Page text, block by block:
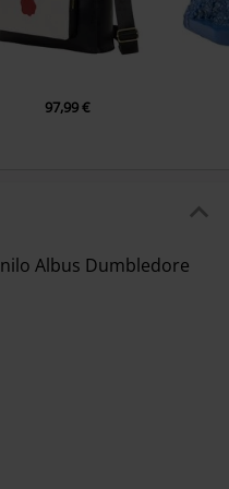
97,99 €
Albus Dumbledore